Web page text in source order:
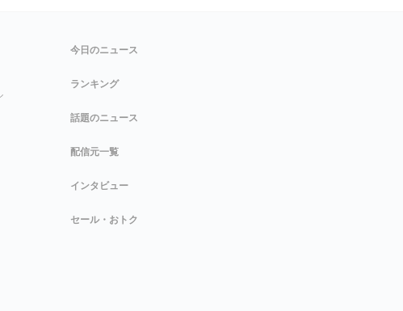
今日のニュース
ランキング
話題のニュース
配信元一覧
インタビュー
セール・おトク